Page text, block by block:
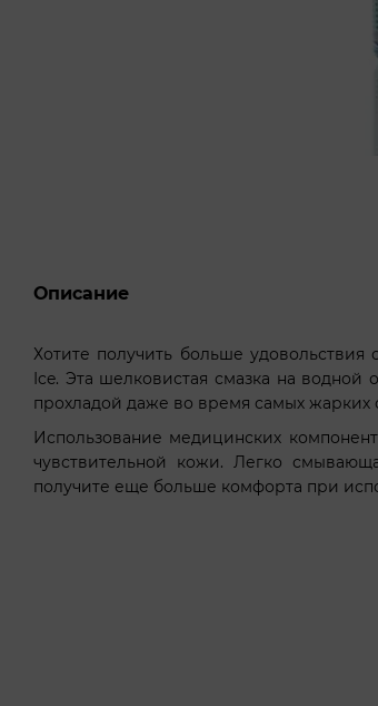
Описание
Хотите получить больше удовольствия
Ice. Эта шелковистая смазка на
прохладой даже во время самых жарких
Использование медицинских
чувствительной кожи. Легко
получите еще больше комфорта при